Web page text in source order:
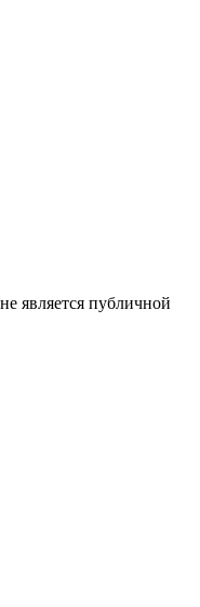
является публичной